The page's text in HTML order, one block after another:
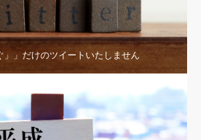
」」だけのツイートいたしません